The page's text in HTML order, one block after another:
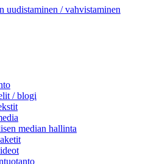
uudistaminen / vahvistaminen
/ blogi
median hallinta